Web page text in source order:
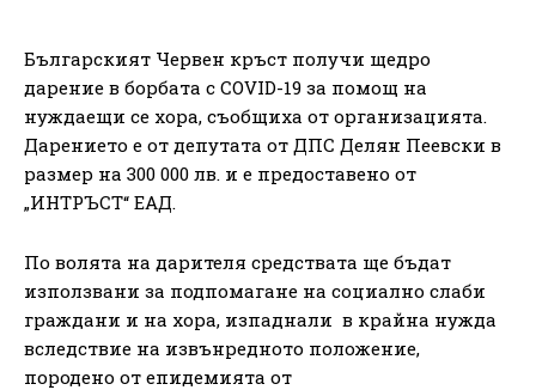
Българският Червен кръст получи щедро
дарение в борбата с COVID-19 за помощ на
нуждаещи се хора, съобщиха от организацията.
Дарението е от депутата от ДПС Делян Пеевски в
размер на 300 000 лв. и е предоставено от
„ИНТРЪСТ“ ЕАД.
По волята на дарителя средствата ще бъдат
използвани за подпомагане на социално слаби
граждани и на хора, изпаднали в крайна нужда
вследствие на извънредното положение,
породено от епидемията от